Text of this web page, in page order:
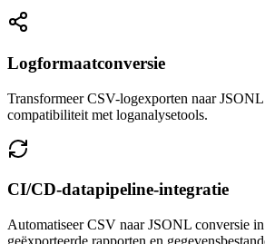
Logformaatconversie
Transformeer CSV-logexporten naar
compatibiliteit met loganalysetools.
CI/CD-datapipeline-integratie
Automatiseer CSV naar JSONL conversie
geëxporteerde rapporten en